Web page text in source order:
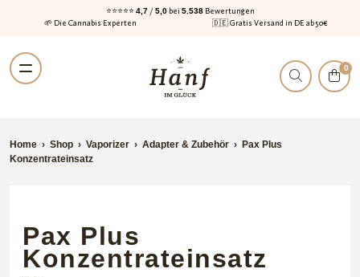
⭐⭐⭐⭐⭐4,7/ 5,0bei 5.538Bewertungen
🌱 Die Cannabis Experten
🇩🇪 Gratis Versand in DE ab 50€
Navigation
Inhalt
0
Home › Shop › Vaporizer › Adapter & Zubehör › Pax Plus
Konzentrateinsatz
Pax Plus
Konzentrateinsatz